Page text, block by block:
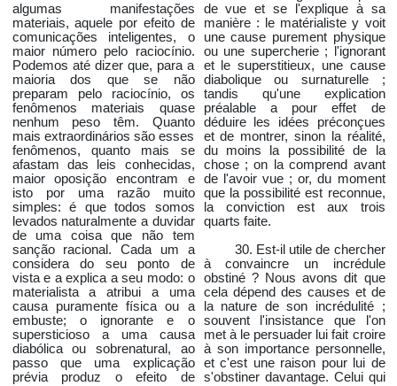
algumas manifestações
materiais, aquele por efeito de
comunicações inteligentes, o
maior número pelo raciocínio.
Podemos até dizer que, para a
maioria dos que se não
preparam pelo raciocínio, os
fenômenos materiais quase
nenhum peso têm. Quanto
mais extraordinários são esses
fenômenos, quanto mais se
afastam das leis conhecidas,
maior oposição encontram e
isto por uma razão muito
simples: é que todos somos
levados naturalmente a duvidar
de uma coisa que não tem
sanção racional. Cada um a
considera do seu ponto de
vista e a explica a seu modo: o
materialista a atribui a uma
causa puramente física ou a
embuste; o ignorante e o
supersticioso a uma causa
diabólica ou sobrenatural, ao
passo que uma explicação
prévia produz o efeito de
de vue et se l'explique à sa
manière : le matérialiste y voit
une cause purement physique
ou une supercherie ; l'ignorant
et le superstitieux, une cause
diabolique ou surnaturelle ;
tandis qu'une explication
préalable a pour effet de
déduire les idées préconçues
et de montrer, sinon la réalité,
du moins la possibilité de la
chose ; on la comprend avant
de l'avoir vue ; or, du moment
que la possibilité est reconnue,
la conviction est aux trois
quarts faite.
30. Est-il utile de chercher
à convaincre un incrédule
obstiné ? Nous avons dit que
cela dépend des causes et de
la nature de son incrédulité ;
souvent l'insistance que l'on
met à le persuader lui fait croire
à son importance personnelle,
et c'est une raison pour lui de
s'obstiner davantage. Celui qui